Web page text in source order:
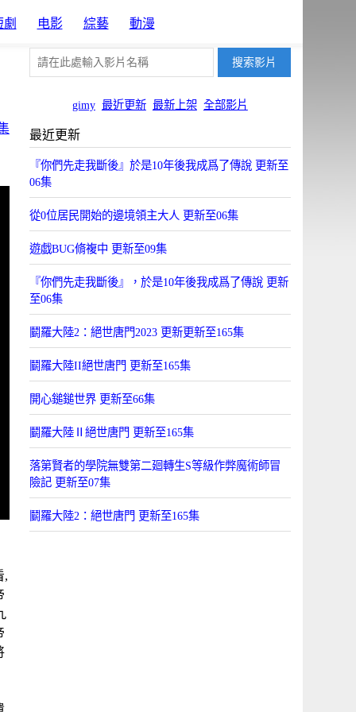
劇 电影 綜藝 動漫
gimy 最近更新 最新上架 全部影片
,
最近更新
『你們先走我斷後』於是10年後我成爲了傳說 更新至
06集
從0位居民開始的邊境領主大人 更新至06集
遊戯BUG脩複中 更新至09集
『你們先走我斷後』，於是10年後我成爲了傳說 更新
至06集
鬭羅大陸2：絕世唐門2023 更新更新至165集
鬭羅大陸II絕世唐門 更新至165集
開心鎚鎚世界 更新至66集
鬭羅大陸Ⅱ絕世唐門 更新至165集
落第賢者的學院無雙第二廻轉生S等級作弊魔術師冒
險記 更新至07集
鬭羅大陸2：絕世唐門 更新至165集